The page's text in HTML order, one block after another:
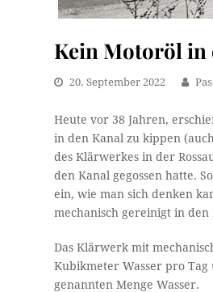
Kein Motoröl in
20. September 2022
Heute vor 38 Jahren,
in den Kanal zu kippen
des Klärwerkes in der
den Kanal gegossen hatte.
ein, wie man sich denken
mechanisch gereinigt in
Das Klärwerk mit
Kubikmeter Wasser pro
genannten Menge Wasser.